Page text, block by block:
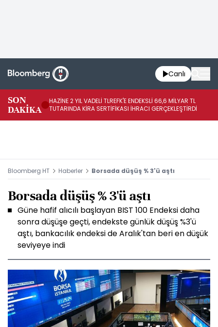
Canlı
SON
DAKİKA
HAZİNE 2 YIL VADELİ TLREFK'E ENDEKSLİ 66,6 MİLYAR TL
TUTARINDA KİRA SERTİFİKASI İHRACI GERÇEKLEŞTİRDİ
Bloomberg HT Haberler Borsada düşüş % 3'ü aştı
Borsada düşüş % 3'ü aştı
Güne hafif alıcılı başlayan BIST 100 Endeksi daha
sonra düşüşe geçti, endekste günlük düşüş %3'ü
aştı, bankacılık endeksi de Aralık'tan beri en düşük
seviyeye indi